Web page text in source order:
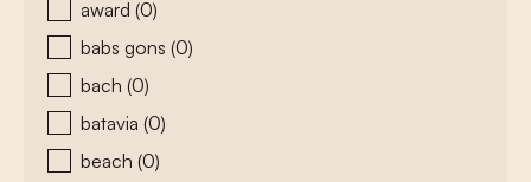
award (0)
babs gons (0)
bach (0)
batavia (0)
beach (0)